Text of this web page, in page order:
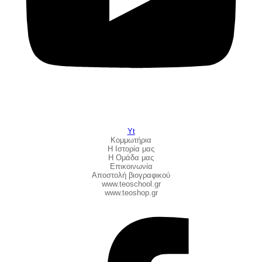
Yt
Κομμωτήρια
Η Ιστορία μας
Η Ομάδα μας
Επικοινωνία
Αποστολή βιογραφικού
www.teoschool.gr
www.teoshop.gr